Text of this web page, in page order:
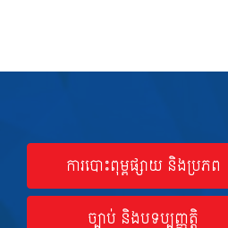
ការបោះពុម្ពផ្សាយ និងប្រភព
ច្បាប់ និងបទប្បញ្ញត្តិ